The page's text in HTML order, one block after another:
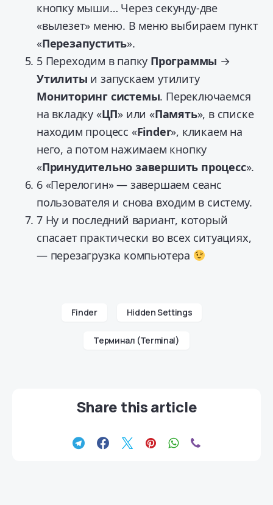
кнопку мыши… Через секунду-две
«вылезет» меню. В меню выбираем пункт
«Перезапустить».
5Переходим в папку Программы →
Утилиты и запускаем утилиту
Мониторинг системы. Переключаемся
на вкладку «ЦП» или «Память», в списке
находим процесс «Finder», кликаем на
него, а потом нажимаем кнопку
«Принудительно завершить процесс».
6«Перелогин» — завершаем сеанс
пользователя и снова входим в систему.
7Ну и последний вариант, который
спасает практически во всех ситуациях,
— перезагрузка компьютера
Finder Hidden Settings
Терминал (Terminal)
Share this article